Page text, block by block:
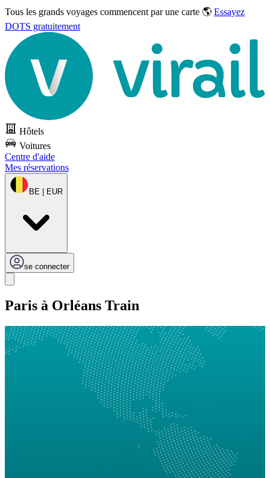
Tous les grands voyages commencent par une carte 🌎 Essayez
DOTS gratuitement
Hôtels
Voitures
Centre d'aide
Mes réservations
BE | EUR
se connecter
Paris à Orléans Train